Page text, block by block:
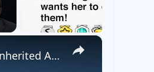
×
REG Practice Questions: Calculating the Basis of Gifted or Inherited Assets